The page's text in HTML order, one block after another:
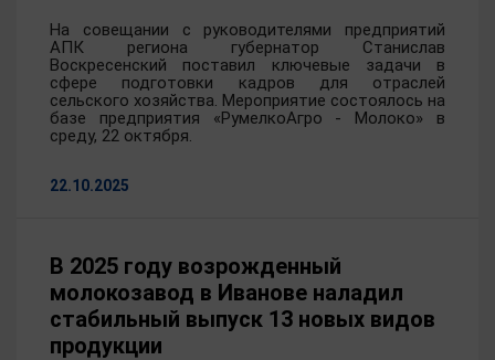
На совещании с руководителями предприятий
АПК региона губернатор Станислав
Воскресенский поставил ключевые задачи в
сфере подготовки кадров для отраслей
сельского хозяйства. Мероприятие состоялось на
базе предприятия «РумелкоАгро - Молоко» в
среду, 22 октября.
22.10.2025
В 2025 году возрожденный
молокозавод в Иванове наладил
стабильный выпуск 13 новых видов
продукции